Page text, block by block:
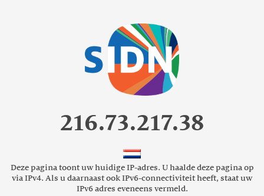
216.73.217.38
Deze pagina toont uw huidige IP-adres. U haalde deze pagina op
via IPv4. Als u daarnaast ook IPv6-connectiviteit heeft, staat uw
IPv6 adres eveneens vermeld.